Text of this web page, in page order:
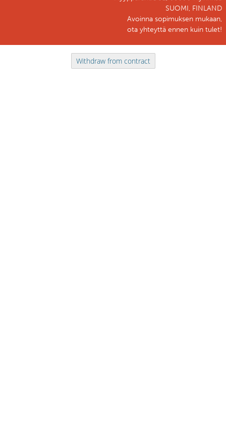
SUOMI, FINLAND
Avoinna sopimuksen mukaan,
ota yhteyttä ennen kuin tulet!
Withdraw from contract